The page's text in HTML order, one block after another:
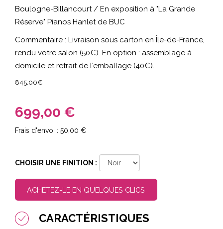
Boulogne-Billancourt / En exposition à "La Grande
Réserve" Pianos Hanlet de BUC
Commentaire : Livraison sous carton en Île-de-France,
rendu votre salon (50€). En option : assemblage à
domicile et retrait de l'emballage (40€).
845.00€
699,00 €
50,00 €
CHOISIR UNE FINITION :
ACHETEZ-LE EN QUELQUES CLICS
CARACTÉRISTIQUES